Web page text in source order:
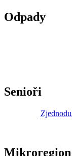
Odpady
Senioři